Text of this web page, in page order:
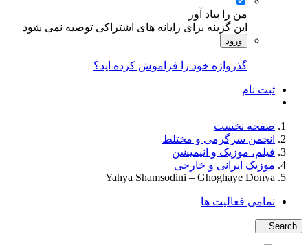
من را بیاد آور
این گزینه برای رایانه های اشتراکی توصیه نمی شود
ورود
گذرواژه خود را فراموش کرده اید؟
ثبت نام
صفحه نخست
انجمن سرگرمی و مختلط
فیلم، موزیک و انیمیشن
موزیک ایرانی و خارجی
Yahya Shamsodini – Ghoghaye Donya
تمامی فعالیت ها
Search...